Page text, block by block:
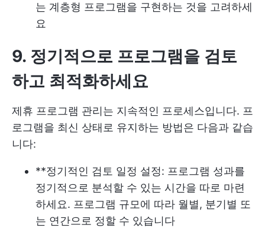
는 계층형 프로그램을 구현하는 것을 고려하세
요
9. 정기적으로 프로그램을 검토
하고 최적화하세요
제휴 프로그램 관리는 지속적인 프로세스입니다. 프
로그램을 최신 상태로 유지하는 방법은 다음과 같습
니다:
**정기적인 검토 일정 설정: 프로그램 성과를
정기적으로 분석할 수 있는 시간을 따로 마련
하세요. 프로그램 규모에 따라 월별, 분기별 또
는 연간으로 정할 수 있습니다